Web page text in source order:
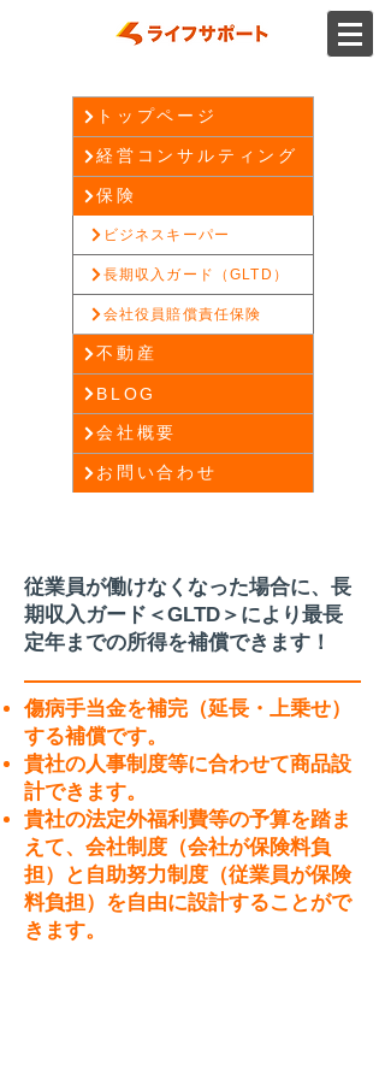
トップページ
経営コンサルティング
保険
ビジネスキーパー
長期収入ガード（GLTD）
会社役員賠償責任保険
不動産
BLOG
会社概要
お問い合わせ
従業員が働けなくなった場合に、長
期収入ガード＜GLTD＞により最長
定年までの所得を補償できます！
傷病手当金を補完（延長・上乗せ）
する補償です。
貴社の人事制度等に合わせて商品設
計できます。
貴社の法定外福利費等の予算を踏ま
えて、会社制度（会社が保険料負
担）と自助努力制度（従業員が保険
料負担）を自由に設計することがで
きます。